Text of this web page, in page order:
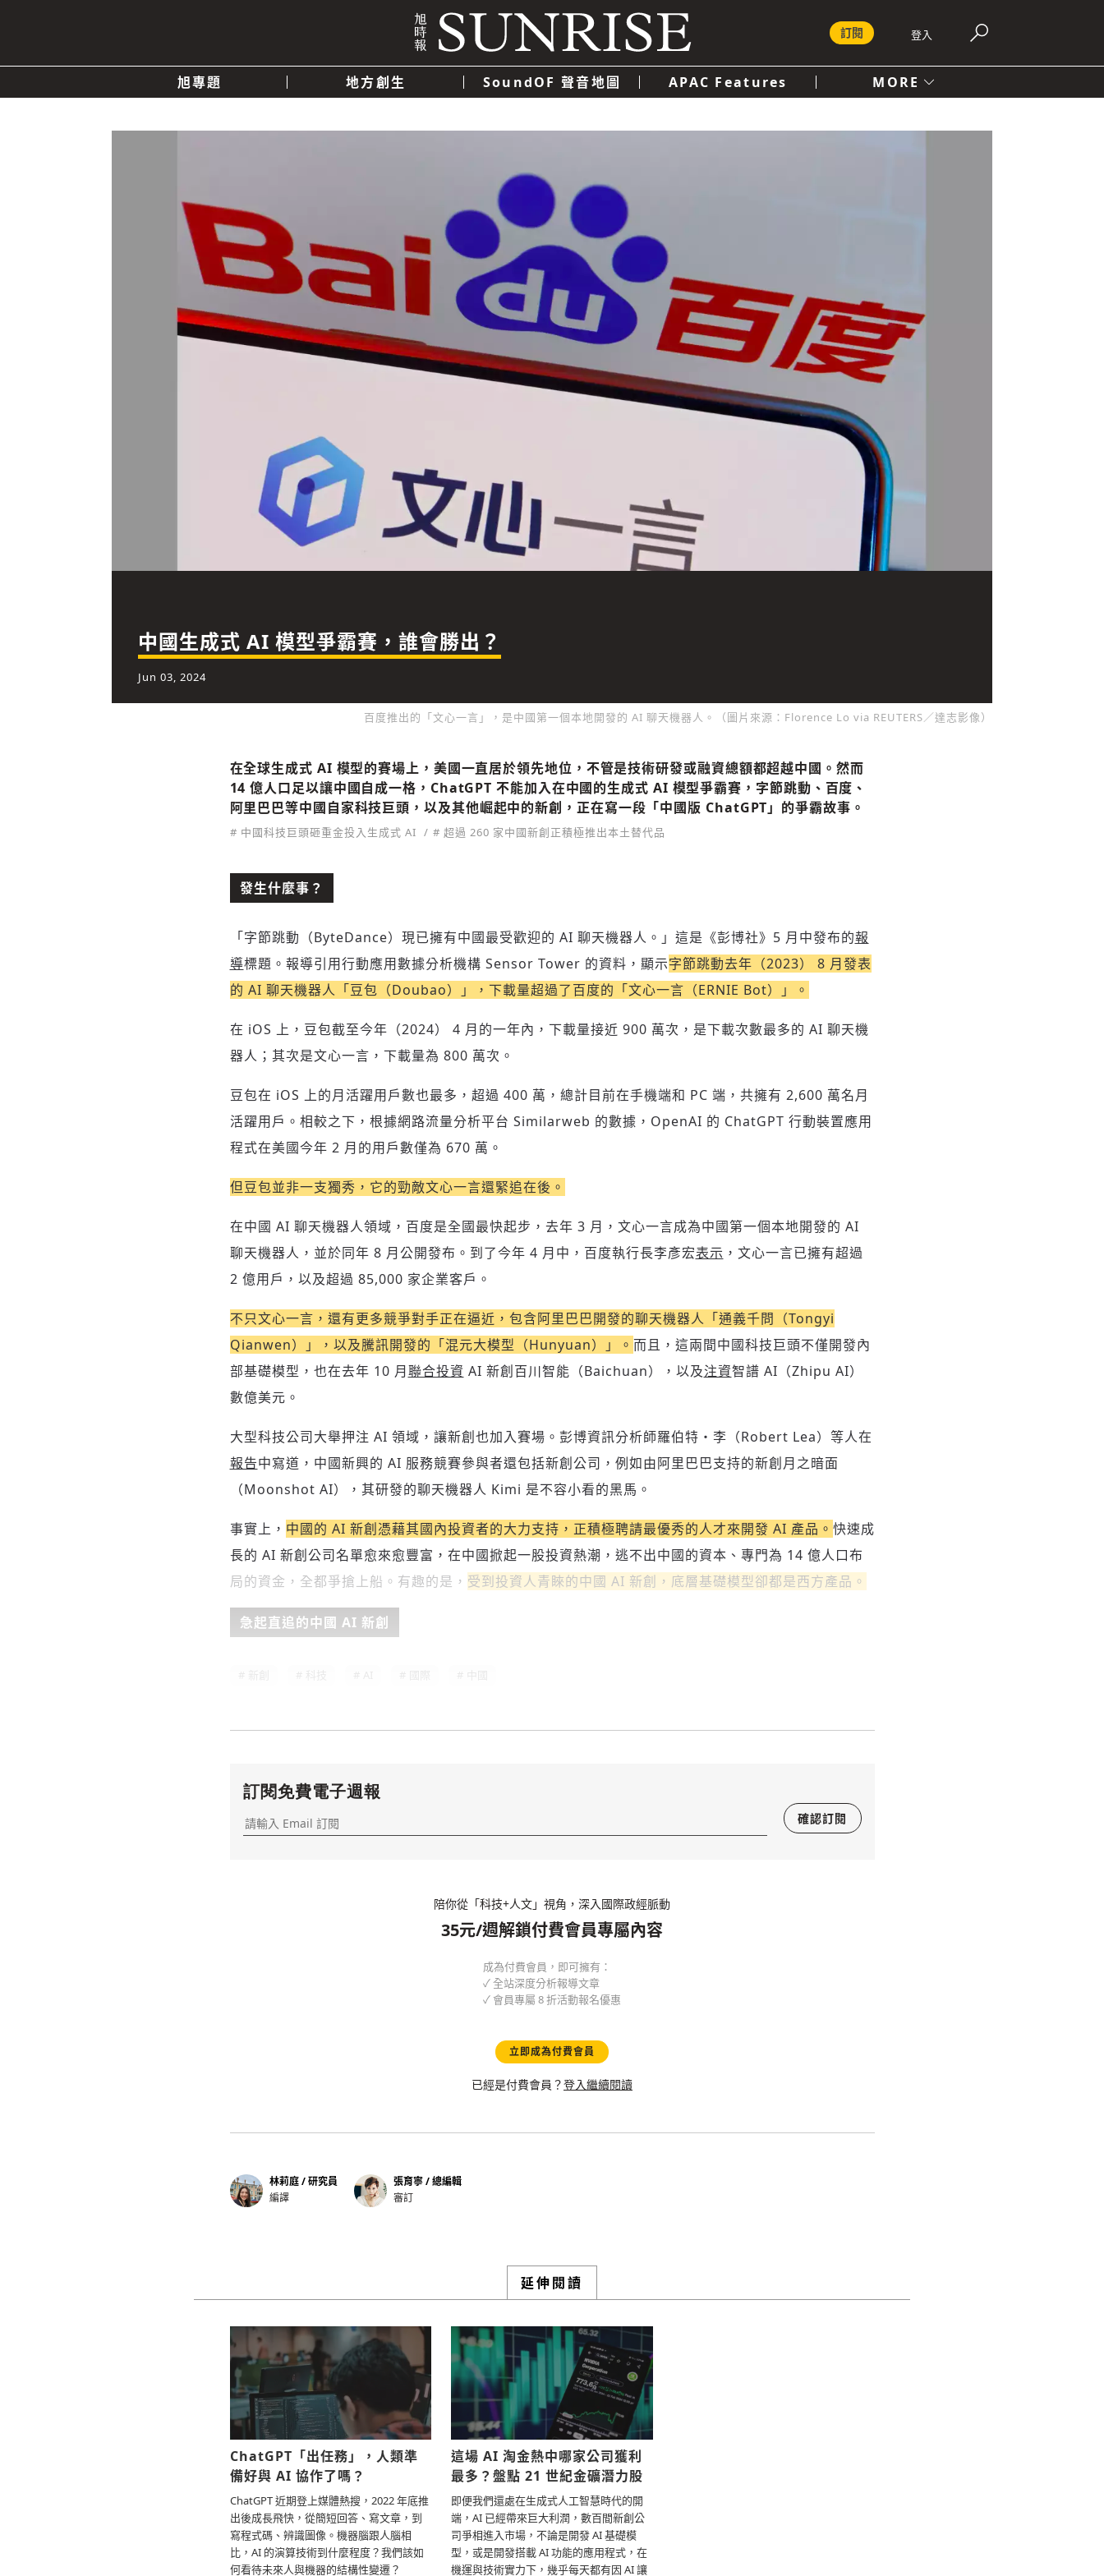
登入
訂閱
旭專題 地方創生 SoundOF 聲音地圖 APAC Features MORE
登入或註冊
參與下一波全球科技革命
輸入 Email 驗證碼
(十分鐘內有效)
驗證
中國生成式 AI 模型爭霸賽，誰會勝出？
Jun 03, 2024
百度推出的「文心一言」，是中國第一個本地開發的 AI 聊天機器人。（圖片來源：Florence Lo via REUTERS／達志影像）
將此文章當作禮物
將此文章當作禮物
您確定要花費 NT49 元
將此文章以禮物的形式送給朋友嗎
在全球生成式 AI 模型的賽場上，美國一直居於領先地位，不管是技術研發或融資總額都超越中國。然而
14 億人口足以讓中國自成一格，ChatGPT 不能加入在中國的生成式 AI 模型爭霸賽，字節跳動、百度、
阿里巴巴等中國自家科技巨頭，以及其他崛起中的新創，正在寫一段「中國版 ChatGPT」的爭霸故事。
# 中國科技巨頭砸重金投入生成式 AI # 超過 260 家中國新創正積極推出本土替代品
發生什麼事？
「字節跳動（ByteDance）現已擁有中國最受歡迎的 AI 聊天機器人。」這是《彭博社》5 月中發布的報
導標題。報導引用行動應用數據分析機構 Sensor Tower 的資料，顯示字節跳動去年（2023） 8 月發表
的 AI 聊天機器人「豆包（Doubao）」，下載量超過了百度的「文心一言（ERNIE Bot）」。
在 iOS 上，豆包截至今年（2024） 4 月的一年內，下載量接近 900 萬次，是下載次數最多的 AI 聊天機
器人；其次是文心一言，下載量為 800 萬次。
豆包在 iOS 上的月活躍用戶數也最多，超過 400 萬，總計目前在手機端和 PC 端，共擁有 2,600 萬名月
活躍用戶。相較之下，根據網路流量分析平台 Similarweb 的數據，OpenAI 的 ChatGPT 行動裝置應用
程式在美國今年 2 月的用戶數僅為 670 萬。
但豆包並非一支獨秀，它的勁敵文心一言還緊追在後。
在中國 AI 聊天機器人領域，百度是全國最快起步，去年 3 月，文心一言成為中國第一個本地開發的 AI
聊天機器人，並於同年 8 月公開發布。到了今年 4 月中，百度執行長李彥宏表示 ，文心一言已擁有超過
2 億用戶，以及超過 85,000 家企業客戶。
不只文心一言，還有更多競爭對手正在逼近，包含阿里巴巴開發的聊天機器人「通義千問（Tongyi
Qianwen）」，以及騰訊開發的「混元大模型（Hunyuan）」。 而且，這兩間中國科技巨頭不僅開發內
部基礎模型，也在去年 10 月聯合投資 AI 新創百川智能（Baichuan），以及注資智譜 AI（Zhipu AI）
數億美元。
大型科技公司大舉押注 AI 領域，讓新創也加入賽場。彭博資訊分析師羅伯特・李（Robert Lea）等人在
報告中寫道，中國新興的 AI 服務競賽參與者還包括新創公司，例如由阿里巴巴支持的新創月之暗面
（Moonshot AI），其研發的聊天機器人 Kimi 是不容小看的黑馬。
事實上， 中國的 AI 新創憑藉其國內投資者的大力支持，正積極聘請最優秀的人才來開發 AI 產品。 快速成
長的 AI 新創公司名單愈來愈豐富，在中國掀起一股投資熱潮，逃不出中國的資本、專門為 14 億人口布
局的資金，全都爭搶上船。有趣的是， 受到投資人青睞的中國 AI 新創，底層基礎模型卻都是西方產品。
急起直追的中國 AI 新創
訂閱免費電子週報
確認訂閱
陪你從「科技+人文」視角，深入國際政經脈動
35元/週解鎖付費會員專屬內容
成為付費會員，即可擁有：
✓ 全站深度分析報導文章
✓ 會員專屬 8 折活動報名優惠
立即成為付費會員
已經是付費會員？登入繼續閱讀
林莉庭 / 研究員
編譯
張育寧 / 總編輯
審訂
延伸閱讀
ChatGPT「出任務」，人類準
備好與 AI 協作了嗎？
ChatGPT 近期登上媒體熱搜，2022 年底推
出後成長飛快，從簡短回答、寫文章，到
寫程式碼、辨識圖像。機器腦跟人腦相
比，AI 的演算技術到什麼程度？我們該如
何看待未來人與機器的結構性變遷？
這場 AI 淘金熱中哪家公司獲利
最多？盤點 21 世紀金礦潛力股
即便我們還處在生成式人工智慧時代的開
端，AI 已經帶來巨大利潤，數百間新創公
司爭相進入市場，不論是開發 AI 基礎模
型，或是開發搭載 AI 功能的應用程式，在
機運與技術實力下，幾乎每天都有因 AI 讓
邀請會員
分享
新增回應
參與深度對談的交流原則：
運用段落闡述想法：表達觀點清楚結構，讓多元領域交流更有脈絡化
討論聚焦議題本身：尊重不同角度的內容、觀點，以及言論
避免不理性的用詞：不因個人主觀感受不同，而使用情緒性攻擊字眼
禁止歧視性的言論：不對他人種族、宗教、性別等身份，發表歧視言
論
反對任何型式騷擾：杜絕包含但不限於恐嚇、髒話、威脅、性暗示等
文字
選擇留言文字給平台的使用範疇（皆註記來源）：
留言文字開放授權 留言文字開放引用
規則說明
陪你從「科技+人文」視角，深入國際政經脈動
35元/週解鎖付費會員專屬內容
成為付費會員，即可擁有：
✓ 全站深度分析報導文章
已經是付費會員？登入繼續閱讀